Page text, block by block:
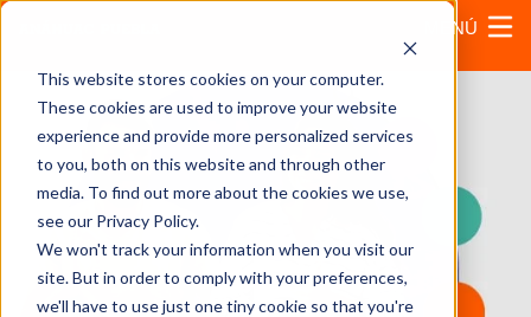
This website stores cookies on your computer.
These cookies are used to improve your website
experience and provide more personalized services
to you, both on this website and through other
media. To find out more about the cookies we use,
see our Privacy Policy.
We won't track your information when you visit our
site. But in order to comply with your preferences,
we'll have to use just one tiny cookie so that you're
MENÚ